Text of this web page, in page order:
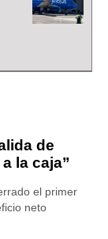
de
la caja”
el primer
neto